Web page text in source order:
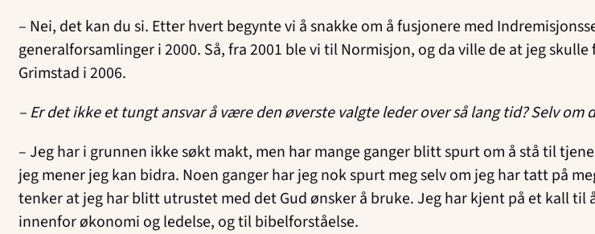
– Nei, det kan du si. Etter hvert begynte vi å snakke om å fusjonere med
generalforsamlinger i 2000. Så, fra 2001 ble vi til Normisjon, og da ville de at jeg
Grimstad i 2006.
– Er det ikke et tungt ansvar å være den øverste valgte leder over så lang tid? Selv
– Jeg har i grunnen ikke søkt makt, men har mange ganger blitt spurt om å stå til
jeg mener jeg kan bidra. Noen ganger har jeg nok spurt meg selv om jeg har tatt på
tenker at jeg har blitt utrustet med det Gud ønsker å bruke. Jeg har kjent på et kall
innenfor økonomi og ledelse, og til bibelforståelse.